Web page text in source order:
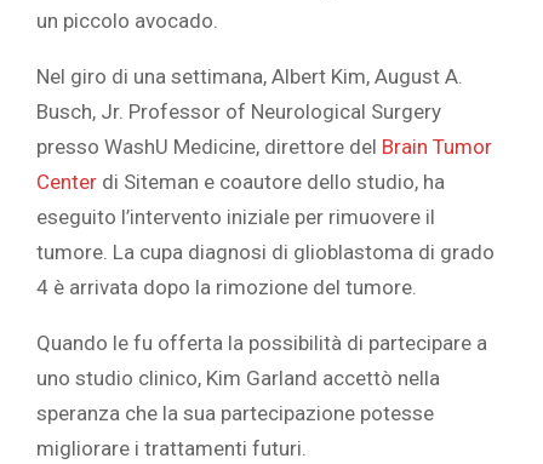
un piccolo avocado.
Nel giro di una settimana, Albert Kim, August A.
Busch, Jr. Professor of Neurological Surgery
presso WashU Medicine, direttore del Brain Tumor
Center di Siteman e coautore dello studio, ha
eseguito l’intervento iniziale per rimuovere il
tumore. La cupa diagnosi di glioblastoma di grado
4 è arrivata dopo la rimozione del tumore.
Quando le fu offerta la possibilità di partecipare a
uno studio clinico, Kim Garland accettò nella
speranza che la sua partecipazione potesse
migliorare i trattamenti futuri.